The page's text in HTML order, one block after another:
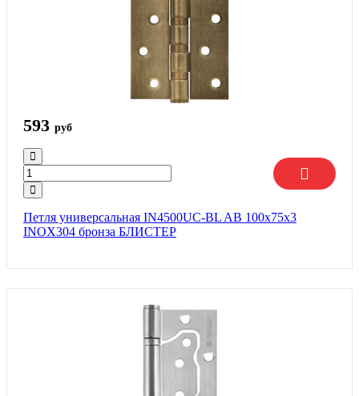
593 руб
Петля универсальная IN4500UC-BL AB 100x75x3
INOX304 бронза БЛИСТЕР